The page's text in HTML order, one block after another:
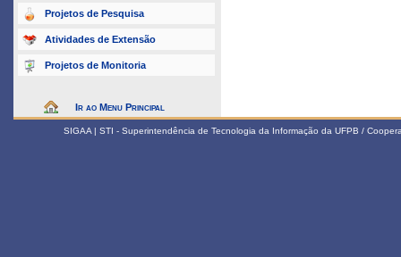
Projetos de Pesquisa
Atividades de Extensão
Projetos de Monitoria
Ir ao Menu Principal
SIGAA | STI - Superintendência de Tecnologia da Informação da UFPB /